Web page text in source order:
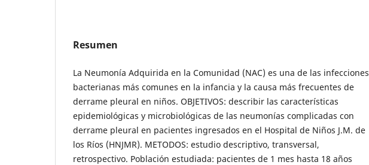
Resumen
La Neumonía Adquirida en la Comunidad (NAC) es una de las infecciones
bacterianas más comunes en la infancia y la causa más frecuentes de
derrame pleural en niños. OBJETIVOS: describir las características
epidemiológicas y microbiológicas de las neumonías complicadas con
derrame pleural en pacientes ingresados en el Hospital de Niños J.M. de
los Ríos (HNJMR). METODOS: estudio descriptivo, transversal,
retrospectivo. Población estudiada: pacientes de 1 mes hasta 18 años